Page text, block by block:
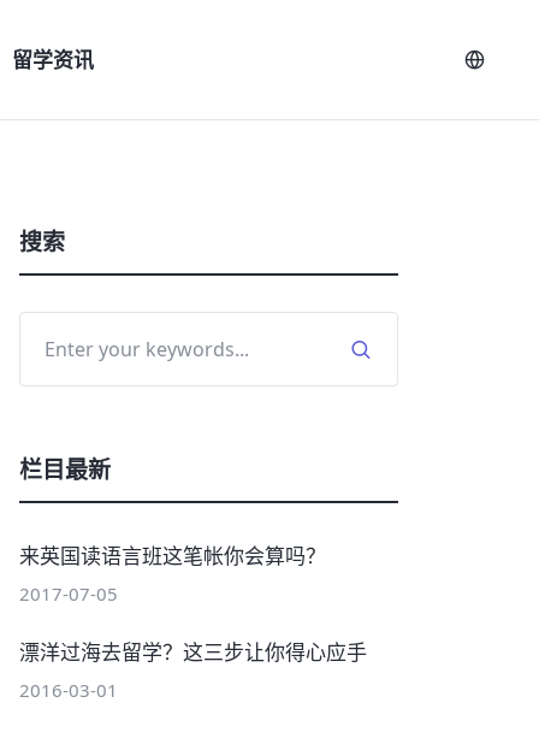
留学资讯
搜索
栏目最新
来英国读语言班这笔帐你会算吗？
2017-07-05
漂洋过海去留学？这三步让你得心应手
2016-03-01